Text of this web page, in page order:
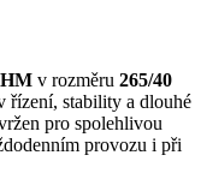
v rozměru 265/40
řízení, stability a dlouhé
pro spolehlivou
provozu i při